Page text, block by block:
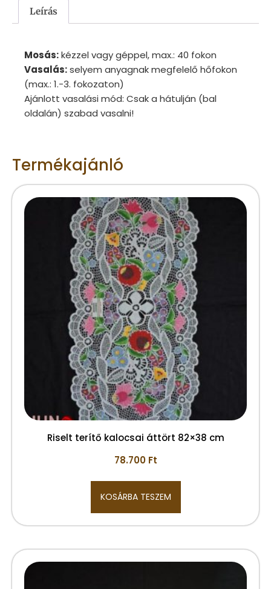
Leírás
Mosás:kézzel vagy géppel, max.: 40 fokon
Vasalás:selyem anyagnak megfelelő hőfokon
(max.: 1.-3. fokozaton)
Ajánlott vasalási mód: Csak a hátulján (bal
oldalán) szabad vasalni!
Termékajánló
Riselt terítő kalocsai áttört 82×38 cm
78.700 Ft
KOSÁRBA TESZEM